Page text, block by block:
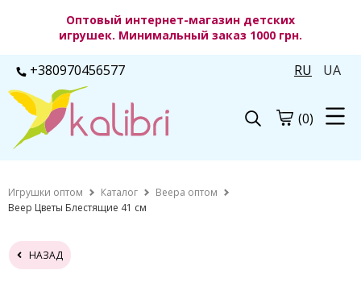
Оптовый интернет-магазин детских
игрушек. Минимальный заказ 1000 грн.
+380970456577 RU UA
(0)
Игрушки оптом Каталог
Веера оптом
Веер Цветы Блестящие 41 см
НАЗАД